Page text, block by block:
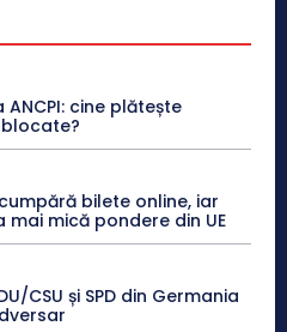
cine plătește
bilete online, iar
mică pondere din UE
CSU și SPD din Germania